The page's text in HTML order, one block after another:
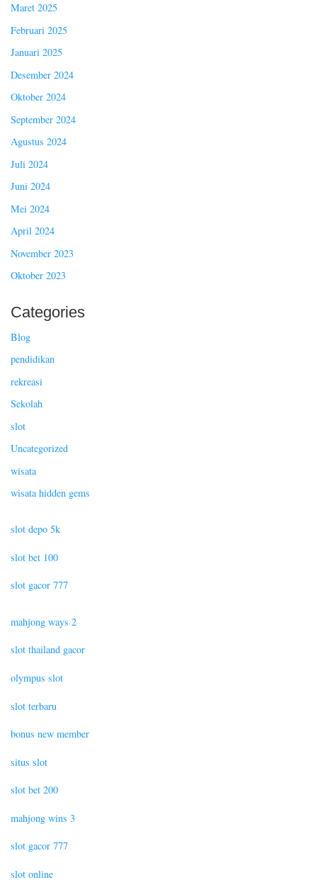
Maret 2025
Februari 2025
Januari 2025
Desember 2024
Oktober 2024
September 2024
Agustus 2024
Juli 2024
Juni 2024
Mei 2024
April 2024
November 2023
Oktober 2023
Categories
Blog
pendidikan
rekreasi
Sekolah
slot
Uncategorized
wisata
wisata hidden gems
slot depo 5k
slot bet 100
slot gacor 777
mahjong ways 2
slot thailand gacor
olympus slot
slot terbaru
bonus new member
situs slot
slot bet 200
mahjong wins 3
slot gacor 777
slot online